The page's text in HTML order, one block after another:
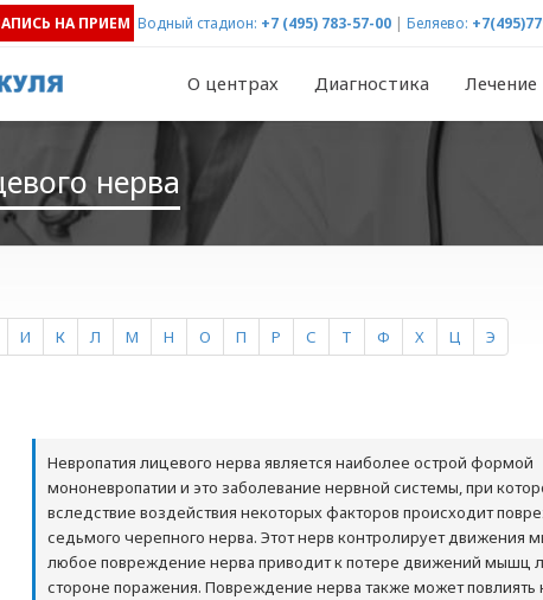
НА ПРИЕМ Водный стадион: +7 (495) 783-57-00 | Беляево:
О центрах Диагностика Лечение
нерва
И К Л М Н О П Р С Т Ф Х Ц Э
Невропатия лицевого нерва является наиболее острой формой
мононевропатии и это заболевание нервной системы, при
вследствие воздействия некоторых факторов происходит
седьмого черепного нерва. Этот нерв контролирует движения
любое повреждение нерва приводит к потере движений мышц
стороне поражения. Повреждение нерва также может повлиять